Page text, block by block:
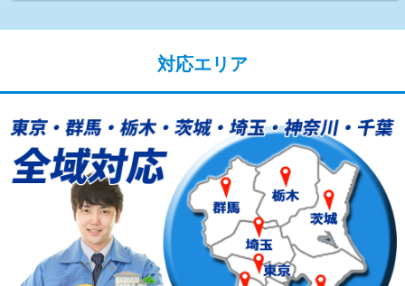
業)
給水管工事※（塩ビ管（VP・HI）使
用/3ｍまで)
33,000円
給水管工事※（塩ビ管（VP・HI）使
用（追加）/3ｍ超え)
+8,800円
給水管工事※（ライニング鋼管・銅
管・ポリ管・HT管使用/3ｍまで)
44,000円
対応エリア